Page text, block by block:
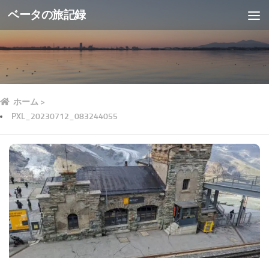
ベータの旅記録
ホーム >
PXL_20230712_083244055